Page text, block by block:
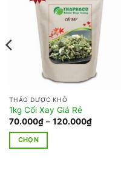
THẢO DƯỢC KHÔ
1kg Cối Xay Giá Rẻ
70.000₫ – 120.000₫Khoảng
giá:
CHỌN